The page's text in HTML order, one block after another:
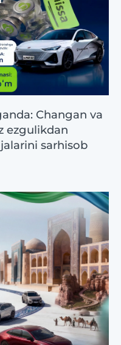
Changan va
ezgulikdan
sarhisob